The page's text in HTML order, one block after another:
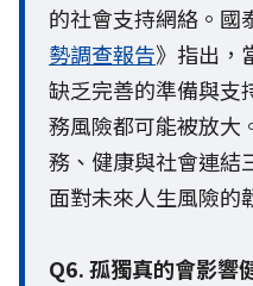
的社會支持網絡。國
勢調查報告》指出，
缺乏完善的準備與支
務風險都可能被放大
務、健康與社會連結
面對未來人生風險的
Q6. 孤獨真的會影響